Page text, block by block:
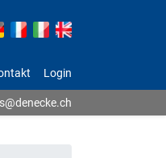
Login